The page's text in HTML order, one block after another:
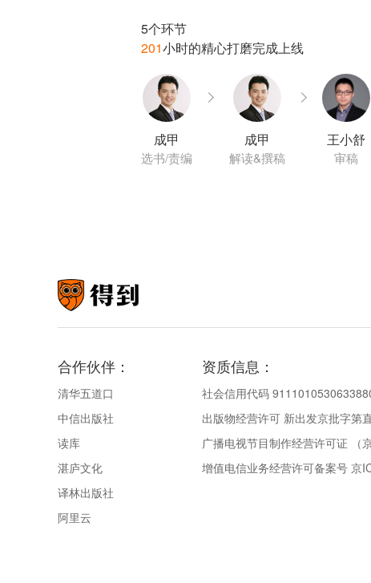
5个环节
201
小时的精心打磨完成上线
成甲
选书/责编
成甲
解读&撰稿
王小舒
审稿
合作伙伴：
清华五道口
中信出版社
读库
湛庐文化
译林出版社
阿里云
资质信息：
社会信用代码
出版物经营许可 新出发京批字第
广播电视节目制作经营许可证 （
增值电信业务经营许可备案号 京